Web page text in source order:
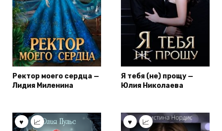
Ректор моего сердца —
Лидия Миленина
Я тебя (не) прощу —
Юлия Николаева